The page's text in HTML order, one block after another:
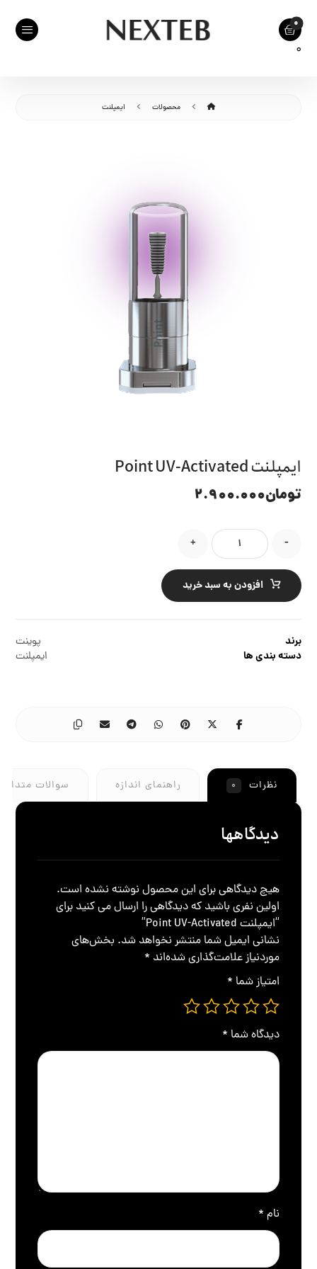
0
محصولات ایمپلنت
ایمپلنت Point UV-Activated
تومان۲.۹۰۰.۰۰۰
-
+
افزودن به سبد خرید
برند
پوینت
دسته بندی ها
ایمپلنت
نظرات ۰ راهنمای اندازه سوالات
دیدگاهها
هیچ دیدگاهی برای این محصول نوشته نشده است.
اولین نفری باشید که دیدگاهی را ارسال می کنید برای
“ایمپلنت Point UV-Activated”
نشانی ایمیل شما منتشر نخواهد شد. بخش‌های
موردنیاز علامت‌گذاری شده‌اند *
امتیاز شما *
دیدگاه شما *
نام *